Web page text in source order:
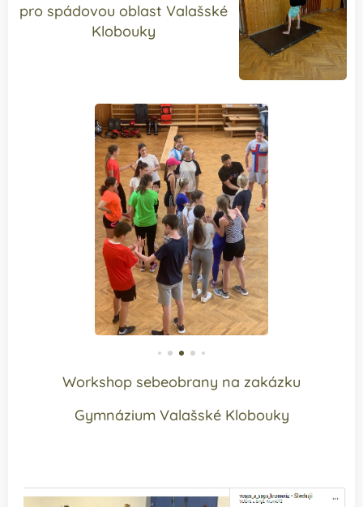
pro spádovou oblast Valašské
Klobouky
Workshop sebeobrany na zakázku
Gymnázium Valašské Klobouky